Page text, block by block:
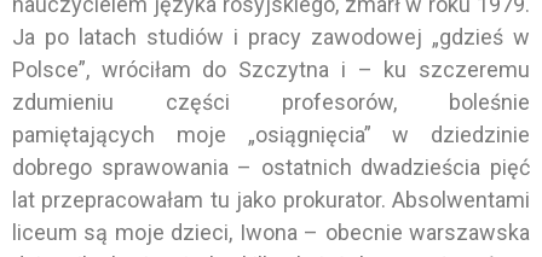
Ja po latach studiów i pracy zawodowej „gdzieś w
Polsce”, wróciłam do Szczytna i – ku szczeremu
zdumieniu części profesorów, boleśnie
pamiętających moje „osiągnięcia” w dziedzinie
dobrego sprawowania – ostatnich dwadzieścia pięć
lat przepracowałam tu jako prokurator. Absolwentami
liceum są moje dzieci, Iwona – obecnie warszawska